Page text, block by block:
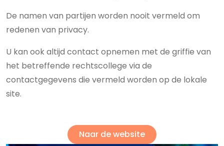
De namen van partijen worden nooit vermeld om
redenen van privacy.
U kan ook altijd contact opnemen met de griffie van
het betreffende rechtscollege via de
contactgegevens die vermeld worden op de lokale
site.
Naar de website